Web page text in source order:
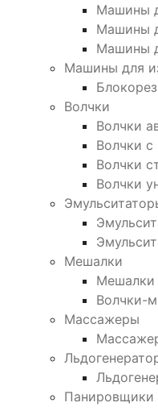
Машины
Машины
Машины
Машины для
Волчки
Волчки
Волчки
Волчки
Волчки
Мешалки
Мешалки
Волчки-
Массажеры
Панировщики